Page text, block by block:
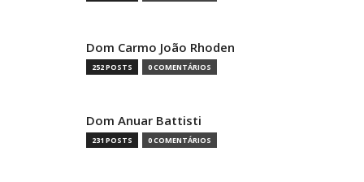
Dom Carmo João Rhoden
252 POSTS 0 COMENTÁRIOS
Dom Anuar Battisti
231 POSTS 0 COMENTÁRIOS